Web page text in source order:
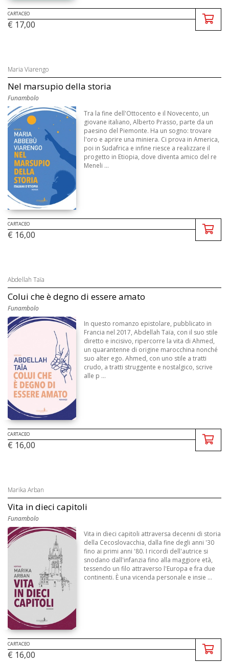
CARTACEO
€ 17,00
Maria Viarengo
Nel marsupio della storia
Funambolo
Tra la fine dell'Ottocento e il Novecento, un
giovane italiano, Alberto Prasso, parte da un
paesino del Piemonte. Ha un sogno: trovare
l'oro e aprire una miniera. Ci prova in America,
poi in Sudafrica e infine riesce a realizzare il
progetto in Etiopia, dove diventa amico del re
Meneli ...
CARTACEO
€ 16,00
Abdellah Taïa
Colui che è degno di essere amato
Funambolo
In questo romanzo epistolare, pubblicato in
Francia nel 2017, Abdellah Taïa, con il suo stile
diretto e incisivo, ripercorre la vita di Ahmed,
un quarantenne di origine marocchina nonché
suo alter ego. Ahmed, con uno stile a tratti
crudo, a tratti struggente e nostalgico, scrive
alle p ...
CARTACEO
€ 16,00
Marika Arban
Vita in dieci capitoli
Funambolo
Vita in dieci capitoli attraversa decenni di storia
della Cecoslovacchia, dalla fine degli anni '30
fino ai primi anni '80. I ricordi dell'autrice si
snodano dall'infanzia fino alla maggiore età,
tessendo un filo attraverso l'Europa e fra due
continenti. È una vicenda personale e insie ...
CARTACEO
€ 16,00